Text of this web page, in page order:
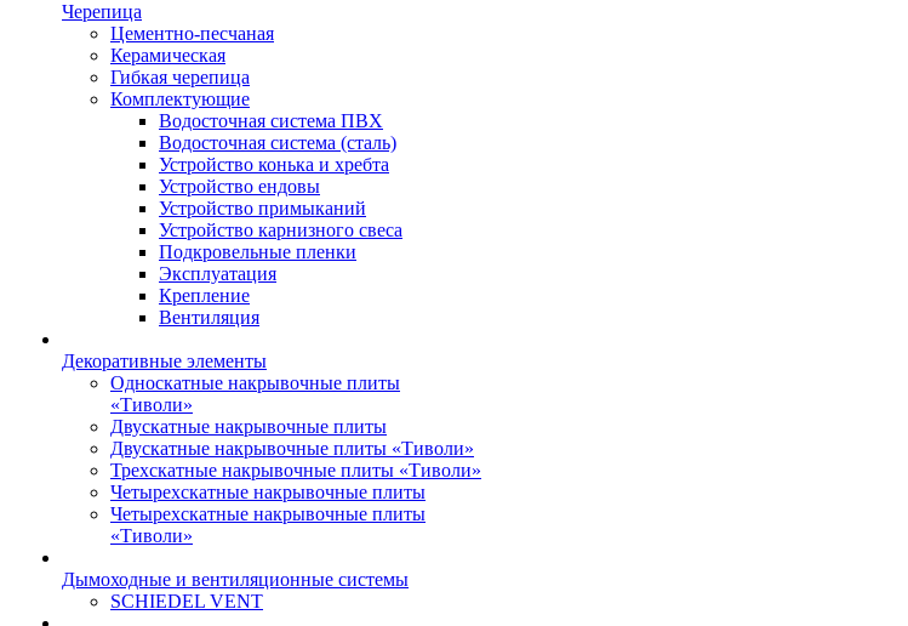
Черепица
Цементно-песчаная
Керамическая
Гибкая черепица
Комплектующие
Водосточная система ПВХ
Водосточная система (сталь)
Устройство конька и хребта
Устройство ендовы
Устройство примыканий
Устройство карнизного свеса
Подкровельные пленки
Эксплуатация
Крепление
Вентиляция
Декоративные элементы
Односкатные накрывочные плиты
«Тиволи»
Двускатные накрывочные плиты
Двускатные накрывочные плиты «Тиволи»
Трехскатные накрывочные плиты «Тиволи»
Четырехскатные накрывочные плиты
Четырехскатные накрывочные плиты
«Тиволи»
Дымоходные и вентиляционные системы
SCHIEDEL VENT